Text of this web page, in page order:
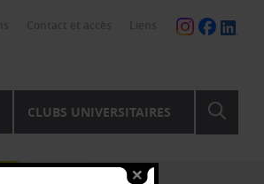
CLUBS UNIVERSITAIRES